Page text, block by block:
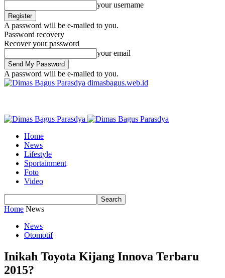
your username
A password will be e-mailed to you.
Password recovery
Recover your password
your email
A password will be e-mailed to you.
dimasbagus.web.id
Home
News
Lifestyle
Sportainment
Foto
Video
Home News
News
Otomotif
Inikah Toyota Kijang Innova Terbaru
2015?